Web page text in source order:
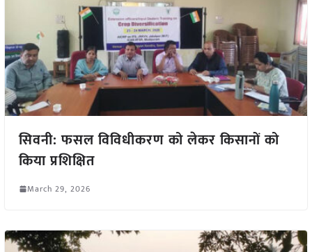
सिवनी: फसल विविधीकरण को लेकर किसानों को
किया प्रशिक्षित
March 29, 2026